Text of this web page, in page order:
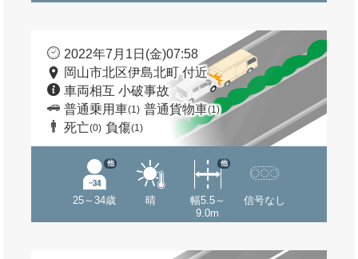
2022年7月1日(金)07:58
岡山市北区伊島北町 付近
車両相互 小破事故
普通乗用車(1) 普通貨物車(1)
死亡(0) 負傷(1)
25～34歳
他
晴
幅5.5～
9.0m
他
信号なし